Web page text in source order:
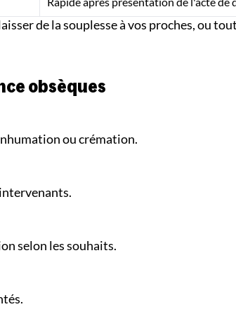
de la souplesse à vos proches, ou
obsèques
ou crémation.
selon les souhaits.